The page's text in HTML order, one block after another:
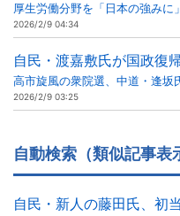
厚生労働分野を「日本の強みに」
2026/2/9 04:34
自民・渡嘉敷氏が国政復
高市旋風の衆院選、中道・逢坂
2026/2/9 03:25
自動検索（類似記事表
自民・新人の藤田氏、初